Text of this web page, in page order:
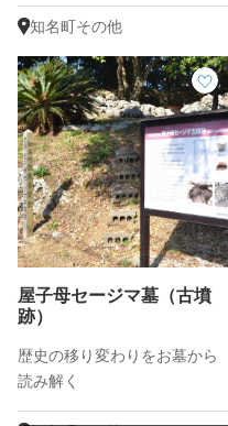
知名町その他
屋子母セージマ墓（古墳
跡）
歴史の移り変わりをお墓から
読み解く